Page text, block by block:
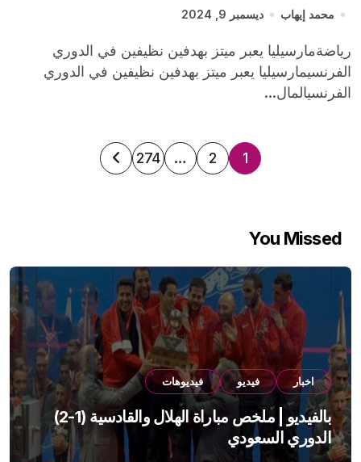
محمد إيهاب ديسمبر 9, 2024
رياضةمارسيليا يعبر ميتز بهدفين نظيفين في الدوري
الفرنسيمارسيليا يعبر ميتز بهدفين نظيفين في الدوري
الفرنسيالمال...
تعدد
المقالات
1
2
…
274
You Missed
اخبار فيديو فيديوهات
بالفيديو | ملخص مباراة الهلال والقادسية (1-2)
الدوري السعودي